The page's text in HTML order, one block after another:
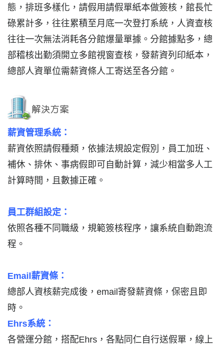
態，排班多樣化，請假用請假單紙本做簽核，館長忙
碌累計多，往往累積至月底一次登打系統，人資查核
往往一次無法消耗各分館爆量單據。分館據點多，總
部稽核出勤須開立多館視窗查核，發薪資列印紙本，
總部人資單位需薪資條人工寄送至各分館。
薪資管理系統：
薪資依照請假種類，依據法規設定假別，員工加班、
補休、排休、事病假即可自動計算，減少相當多人工
計算時間，且數據正確。
員工群組設定：
依照各種不同職級，規範簽核程序，讓系統自動跑流
程。
Email薪資條：
總部人資核薪完成後，email寄發薪資條，保密且即
時。
Ehrs系統：
各營運分館，搭配Ehrs，各點同仁自行送假單，線上